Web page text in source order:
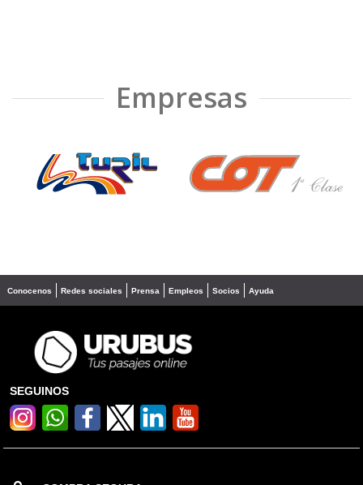
Empresas
❮ ❯
Conocenos Redes sociales Prensa Empleos Socios Ayuda
SEGUINOS